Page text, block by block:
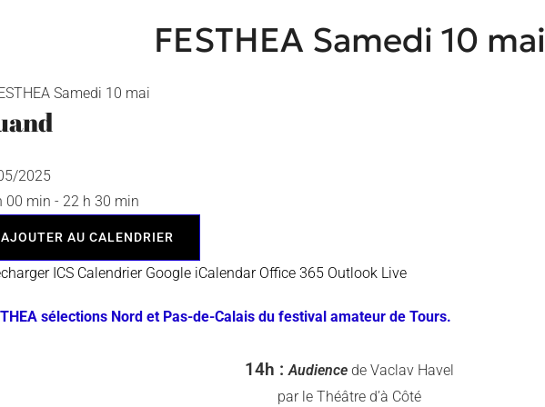
FESTHEA Samedi 10 mai
2025
00 min - 22 h 30 min
AJOUTER AU CALENDRIER
ICS Calendrier Google iCalendar Office 365 Outlook Live
sélections Nord et Pas-de-Calais du festival amateur de Tours.
14h :Audience de Vaclav Havel
par le Théâtre d’à Côté